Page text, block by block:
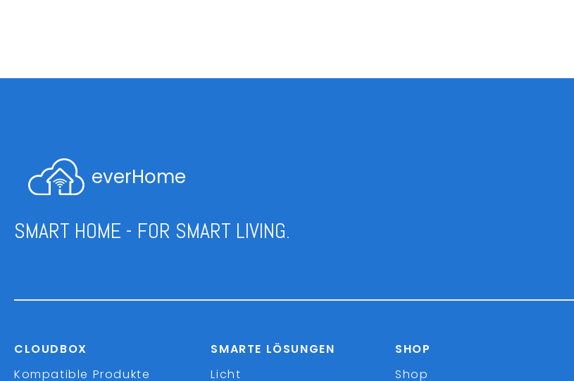
everHome
SMART HOME - FOR SMART LIVING.
CLOUDBOX
Kompatible Produkte
SMARTE LÖSUNGEN
Licht
SHOP
Shop